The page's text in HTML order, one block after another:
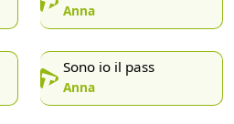
Anna
Sono io il pass
Anna